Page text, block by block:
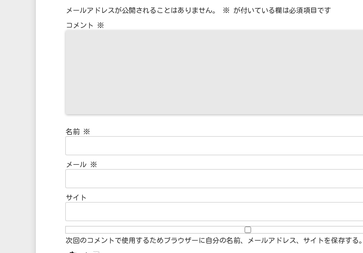
メールアドレスが公開されることはありません。 ※ が付いている欄は必須項目です
コメント ※
名前 ※
メール ※
サイト
次回のコメントで使用するためブラウザーに自分の名前、メールアドレス、サイトを保存する。